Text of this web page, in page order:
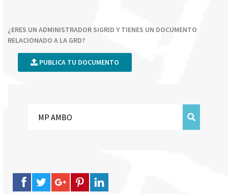
¿ERES UN ADMINISTRADOR SIGRID Y TIENES UN DOCUMENTO
RELACIONADO A LA GRD?
PUBLICA TU DOCUMENTO